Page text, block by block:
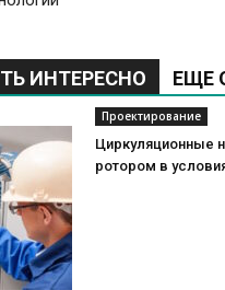
ИНТЕРЕСНО ЕЩЕ
Проектирование
Циркуляционные
ротором в